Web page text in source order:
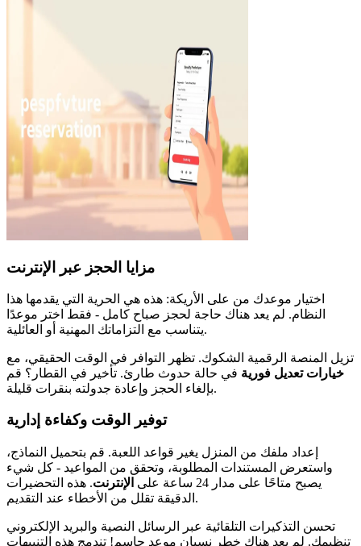
مزايا الحجز عبر الإنترنت
اختيار موعدك من على الأريكة: هذه هي الحرية التي يقدمها هذا
النظام. لم يعد هناك حاجة لحجز صباح كامل - فقط اختر موعدًا
يتناسب مع التزاماتك المهنية أو العائلية.
تزيل المنصة الرقمية الشكوك. تظهر التوافر في الوقت الحقيقي، مع
خيارات تعديل فورية في حالة حدوث طارئ. تأخير في القطار؟ قم
بإلغاء الحجز وإعادة جدولته بنقرات قليلة.
توفير الوقت وكفاءة إدارية
إعداد ملفك من المنزل يغير قواعد اللعبة. قم بتحميل النماذج،
واستعرض المستندات المطلوبة، وتحقق من المواعيد - كل شيء
يصبح متاحًا على مدار 24 ساعة على
الإنترنت. هذه التحضيرات
الدقيقة تقلل من الأخطاء عند التقديم.
تحسن التذكيرات التلقائية عبر الرسائل النصية والبريد الإلكتروني
تنظيمك. لم يعد هناك خطر نسيان موعد حاسم! تندمج هذه التنبيهات